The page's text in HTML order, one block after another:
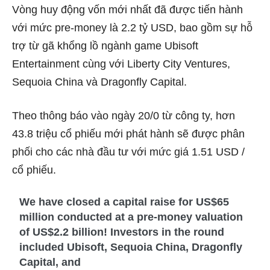
Vòng huy động vốn mới nhất đã được tiến hành
với mức pre-money là 2.2 tỷ USD, bao gồm sự hỗ
trợ từ gã khổng lồ ngành game Ubisoft
Entertainment cùng với Liberty City Ventures,
Sequoia China và Dragonfly Capital.
Theo thông báo vào ngày 20/0 từ công ty, hơn
43.8 triệu cổ phiếu mới phát hành sẽ được phân
phối cho các nhà đầu tư với mức giá 1.51 USD /
cổ phiếu.
We have closed a capital raise for US$65
million conducted at a pre-money valuation
of US$2.2 billion! Investors in the round
included Ubisoft, Sequoia China, Dragonfly
Capital, and